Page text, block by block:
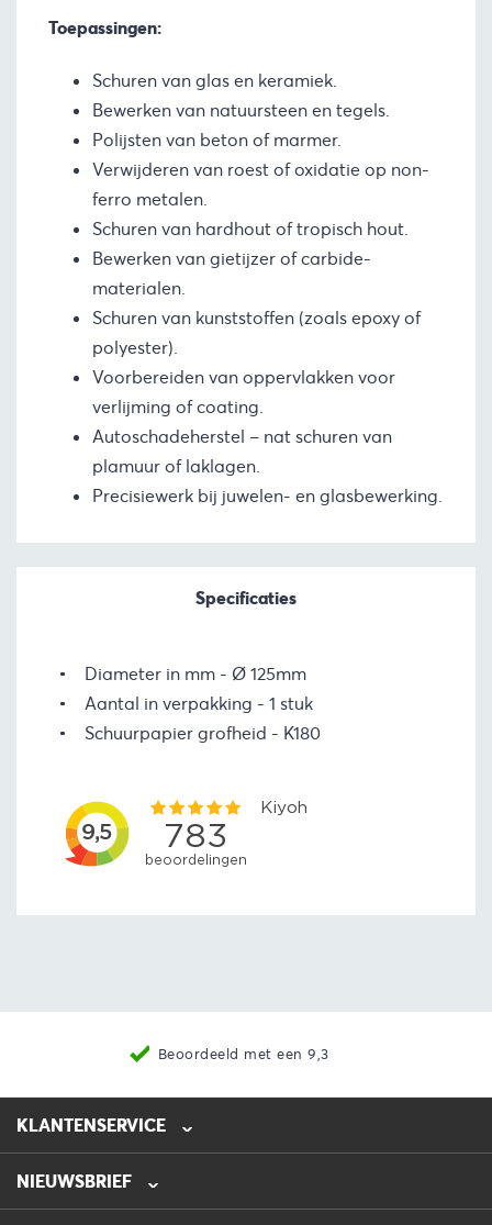
Toepassingen:
Schuren van glas en keramiek.
Bewerken van natuursteen en tegels.
Polijsten van beton of marmer.
Verwijderen van roest of oxidatie op non-
ferro metalen.
Schuren van hardhout of tropisch hout.
Bewerken van gietijzer of carbide-
materialen.
Schuren van kunststoffen (zoals epoxy of
polyester).
Voorbereiden van oppervlakken voor
verlijming of coating.
Autoschadeherstel – nat schuren van
plamuur of laklagen.
Precisiewerk bij juwelen- en glasbewerking.
Specificaties
Diameter in mm
Ø 125mm
Aantal in verpakking
1 stuk
Schuurpapier grofheid
K180
Beoordeeld met een 9,3
KLANTENSERVICE
0475-218632
NIEUWSBRIEF